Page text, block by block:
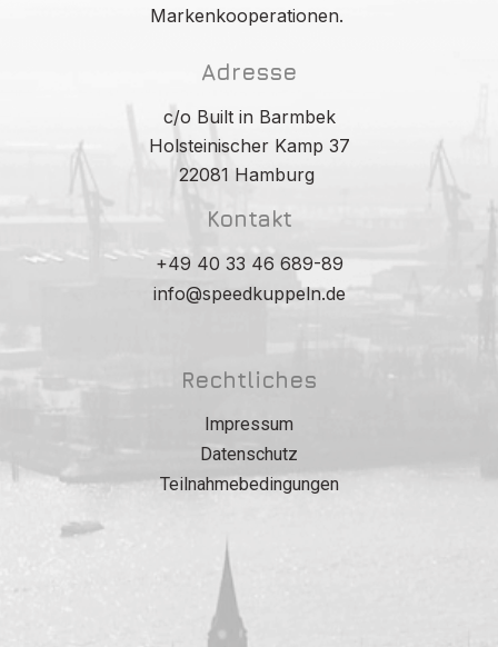
Markenkooperationen.
Adresse
c/o Built in Barmbek
Holsteinischer Kamp 37
22081 Hamburg
Kontakt
+49 40 33 46 689-89
info@speedkuppeln.de
Rechtliches
Impressum
Datenschutz
Teilnahmebedingungen